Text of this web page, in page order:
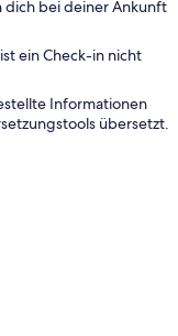
dich bei deiner Ankunft
ein Check-in nicht
Informationen
übersetzt.